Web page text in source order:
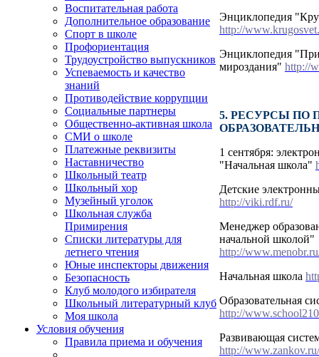
Воспитательная работа
Дополнительное образование
Спорт в школе
Профориентация
Трудоустройство выпускников
Успеваемость и качество
знаний
Противодействие коррупции
Социальные партнеры
Общественно-активная школа
СМИ о школе
Платежные реквизиты
Наставничество
Школьный театр
Школьный хор
Музейный уголок
Школьная служба
Примирения
Списки литературы для
летнего чтения
Юные инспекторы движения
Безопасность
Клуб молодого избирателя
Школьный литературный клуб
Моя школа
Условия обучения
Правила приема и обучения
Энциклопедия
http://
Энциклопедия
мироздания" http://
5. РЕСУРСЫ ПО
1 сентября:
"Начальная школа"
Детские
http://viki.rdf.ru/
Менеджер
начальной школой"
http://
Начальная школа
Образовательная
http://
Развивающая
http://www.zankov.ru/